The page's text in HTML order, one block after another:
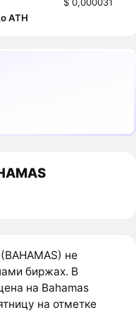
ATH
не
биржах. В
на Bahamas
на отметке